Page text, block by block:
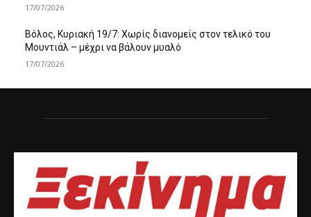
17/07/2026
Βόλος, Κυριακή 19/7: Χωρίς διανομείς στον τελικό του
Μουντιάλ – μέχρι να βάλουν μυαλό
17/07/2026